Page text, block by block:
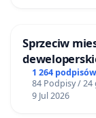
Sprzeciw
Bulwarów
1 264 podpisów
84 Podpisy / 24
9 Jul 2026